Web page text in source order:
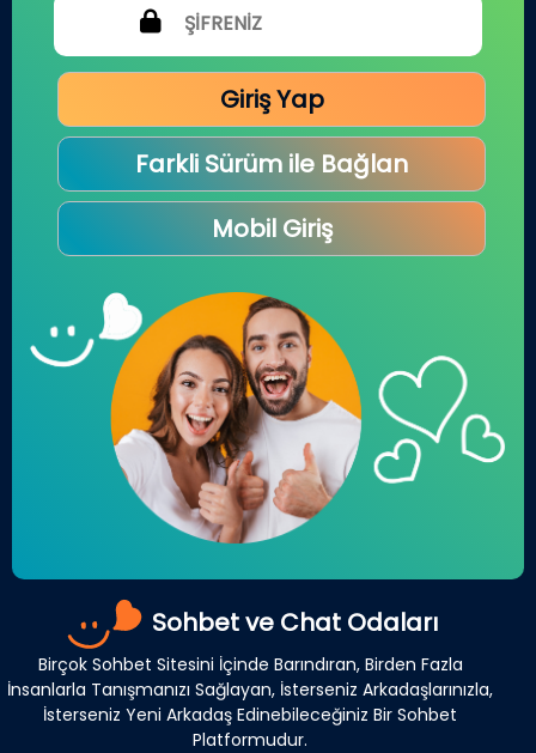
Giriş Yap
Farkli Sürüm ile Bağlan
Mobil Giriş
Sohbet ve Chat Odaları
Birçok Sohbet Sitesini İçinde Barındıran, Birden Fazla
İnsanlarla Tanışmanızı Sağlayan, İsterseniz Arkadaşlarınızla,
İsterseniz Yeni Arkadaş Edinebileceğiniz Bir Sohbet
Platformudur.